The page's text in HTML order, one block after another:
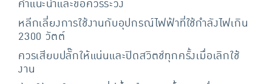
คำแนะนำและข้อควรระวัง
หลีกเลี่ยงการใช้งานกับอุปกรณ์ไฟฟ้าที่ใช้กำลังไฟเกิน
2300 วัตต์
ควรเสียบปลั๊กให้แน่นและปิดสวิตช์ทุกครั้งเมื่อเลิกใช้
งาน